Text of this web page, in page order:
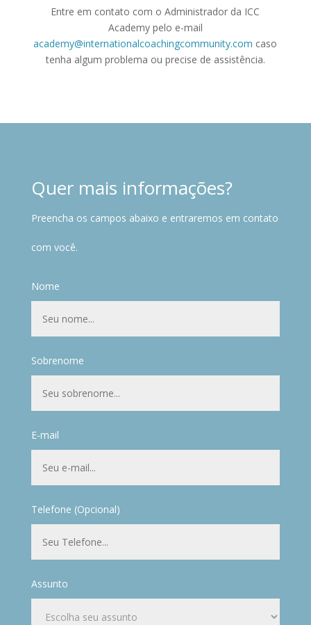
Entre em contato com o Administrador da ICC
Academy pelo e-mail
academy@internationalcoachingcommunity.com caso
tenha algum problema ou precise de assistência.
Quer mais informações?
Preencha os campos abaixo e entraremos em contato
com você.
Nome
Sobrenome
E-mail
Telefone (Opcional)
Assunto